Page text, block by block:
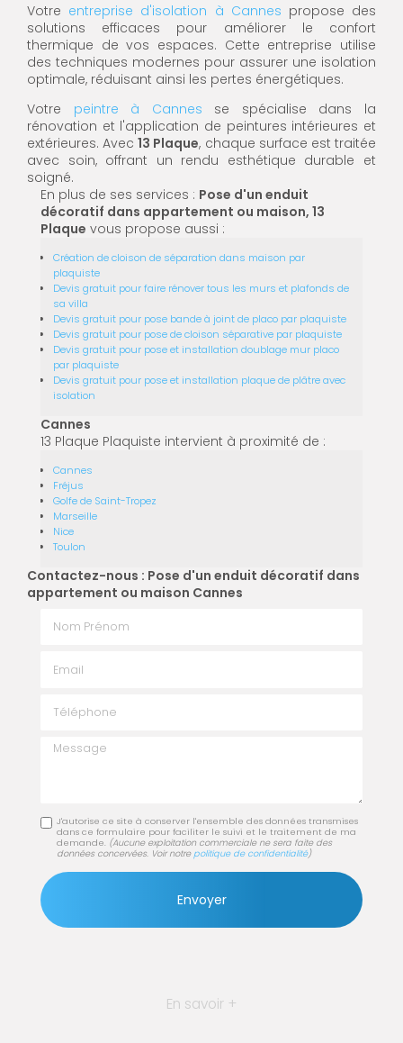
Votre entreprise d'isolation à Cannes propose des
solutions efficaces pour améliorer le confort
thermique de vos espaces. Cette entreprise utilise
des techniques modernes pour assurer une isolation
optimale, réduisant ainsi les pertes énergétiques.
Votre peintre à Cannes se spécialise dans la
rénovation et l'application de peintures intérieures et
extérieures. Avec13 Plaque, chaque surface est traitée
avec soin, offrant un rendu esthétique durable et
soigné.
En plus de ses services : Pose d'un enduit
décoratif dans appartement ou maison, 13
Plaque vous propose aussi :
Création de cloison de séparation dans maison par
plaquiste
Devis gratuit pour faire rénover tous les murs et plafonds de
sa villa
Devis gratuit pour pose bande à joint de placo par plaquiste
Devis gratuit pour pose de cloison séparative par plaquiste
Devis gratuit pour pose et installation doublage mur placo
par plaquiste
Devis gratuit pour pose et installation plaque de plâtre avec
isolation
Cannes
13 Plaque Plaquiste intervient à proximité de :
Cannes
Fréjus
Golfe de Saint-Tropez
Marseille
Nice
Toulon
Contactez-nous : Pose d'un enduit décoratif dans
appartement ou maison Cannes
Message
J'autorise ce site à conserver l'ensemble des données transmises
dans ce formulaire pour faciliter le suivi et le traitement de ma
demande. (Aucune exploitation commerciale ne sera faite des
données concervées. Voir notre politique de confidentialité)
En savoir +